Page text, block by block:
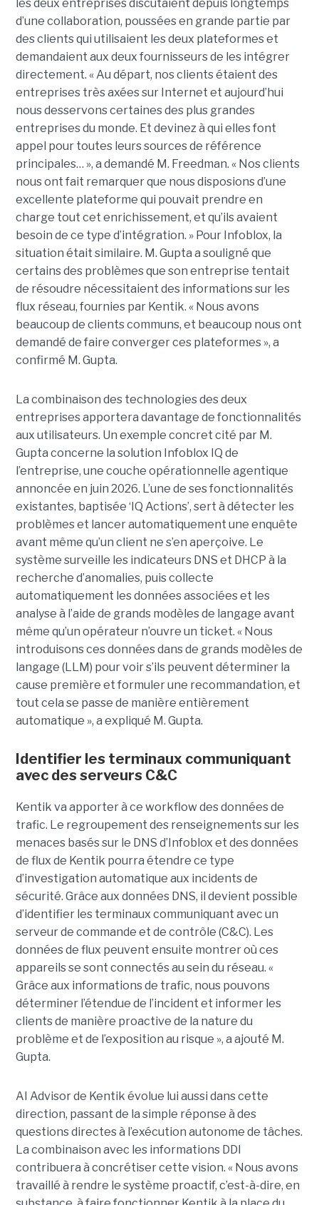
les deux entreprises discutaient depuis longtemps
d’une collaboration, poussées en grande partie par
des clients qui utilisaient les deux plateformes et
demandaient aux deux fournisseurs de les intégrer
directement. « Au départ, nos clients étaient des
entreprises très axées sur Internet et aujourd’hui
nous desservons certaines des plus grandes
entreprises du monde. Et devinez à qui elles font
appel pour toutes leurs sources de référence
principales… », a demandé M. Freedman. « Nos clients
nous ont fait remarquer que nous disposions d’une
excellente plateforme qui pouvait prendre en
charge tout cet enrichissement, et qu’ils avaient
besoin de ce type d’intégration. » Pour Infoblox, la
situation était similaire. M. Gupta a souligné que
certains des problèmes que son entreprise tentait
de résoudre nécessitaient des informations sur les
flux réseau, fournies par Kentik. « Nous avons
beaucoup de clients communs, et beaucoup nous ont
demandé de faire converger ces plateformes », a
confirmé M. Gupta.
La combinaison des technologies des deux
entreprises apportera davantage de fonctionnalités
aux utilisateurs. Un exemple concret cité par M.
Gupta concerne la solution Infoblox IQ de
l’entreprise, une couche opérationnelle agentique
annoncée en juin 2026. L’une de ses fonctionnalités
existantes, baptisée ‘IQ Actions’, sert à détecter les
problèmes et lancer automatiquement une enquête
avant même qu’un client ne s’en aperçoive. Le
système surveille les indicateurs DNS et DHCP à la
recherche d’anomalies, puis collecte
automatiquement les données associées et les
analyse à l’aide de grands modèles de langage avant
même qu’un opérateur n’ouvre un ticket. « Nous
introduisons ces données dans de grands modèles de
langage (LLM) pour voir s’ils peuvent déterminer la
cause première et formuler une recommandation, et
tout cela se passe de manière entièrement
automatique », a expliqué M. Gupta.
Identifier les terminaux communiquant
avec des serveurs C&C
Kentik va apporter à ce workflow des données de
trafic. Le regroupement des renseignements sur les
menaces basés sur le DNS d’Infoblox et des données
de flux de Kentik pourra étendre ce type
d’investigation automatique aux incidents de
sécurité. Grâce aux données DNS, il devient possible
d’identifier les terminaux communiquant avec un
serveur de commande et de contrôle (C&C). Les
données de flux peuvent ensuite montrer où ces
appareils se sont connectés au sein du réseau. «
Grâce aux informations de trafic, nous pouvons
déterminer l’étendue de l’incident et informer les
clients de manière proactive de la nature du
problème et de l’exposition au risque », a ajouté M.
Gupta.
AI Advisor de Kentik évolue lui aussi dans cette
direction, passant de la simple réponse à des
questions directes à l’exécution autonome de tâches.
La combinaison avec les informations DDI
contribuera à concrétiser cette vision. « Nous avons
travaillé à rendre le système proactif, c’est-à-dire, en